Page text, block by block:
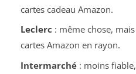
cartes cadeau Amazon.
Leclerc : même chose,
cartes Amazon en rayon.
Intermarché: moins